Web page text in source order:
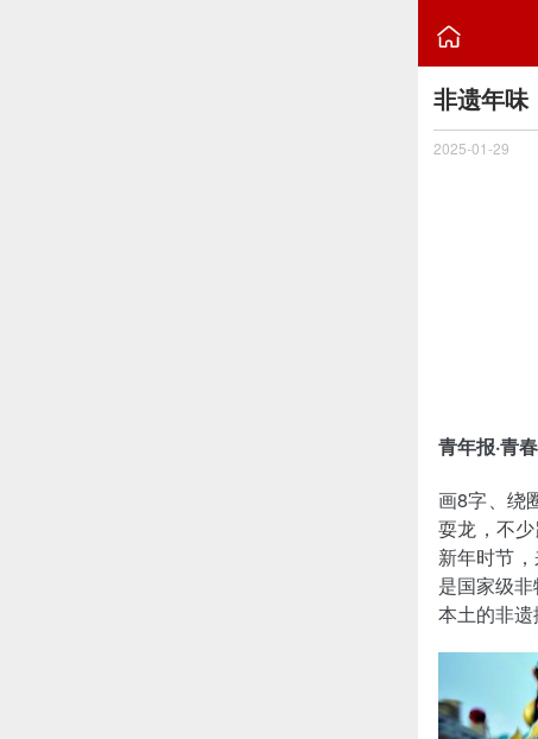

非遗年味
2025-01-29
青年报·青
画8字、绕
耍龙，不少
新年时节
是国家级
本土的非遗